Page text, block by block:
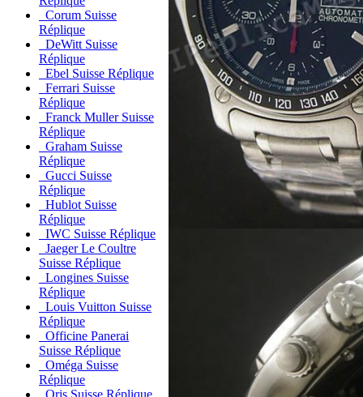
Corum Suisse
Réplique
DeWitt Suisse
Réplique
Ebel Suisse Réplique
Ferrari Suisse
Réplique
Franck Muller Suisse
Réplique
Graham Suisse
Réplique
Gucci Suisse
Réplique
Hublot Suisse
Réplique
IWC Suisse Réplique
Jaeger Le Coultre
Suisse Réplique
Longines Suisse
Réplique
Louis Vuitton Suisse
Réplique
Officine Panerai
Suisse Réplique
Oméga Suisse
Réplique